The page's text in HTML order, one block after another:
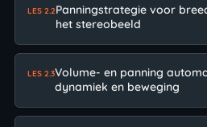
LES 2.2Panningstrategie voor
het stereobeeld
LES 2.3Volume- en panning
dynamiek en beweging